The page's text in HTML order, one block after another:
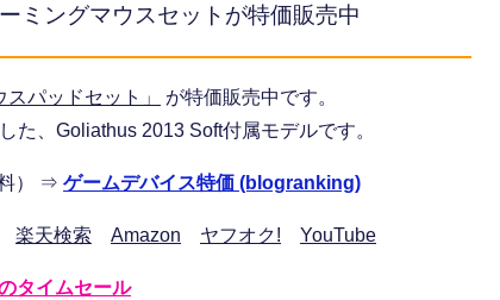
ミングマウスセットが特価販売中
スパッドセット」
が特価販売中です。
た、Goliathus 2013 Soft付属モデルです。
） ⇒ ゲームデバイス特価 (blogranking)
楽天検索 Amazon ヤフオク! YouTube
タイムセール